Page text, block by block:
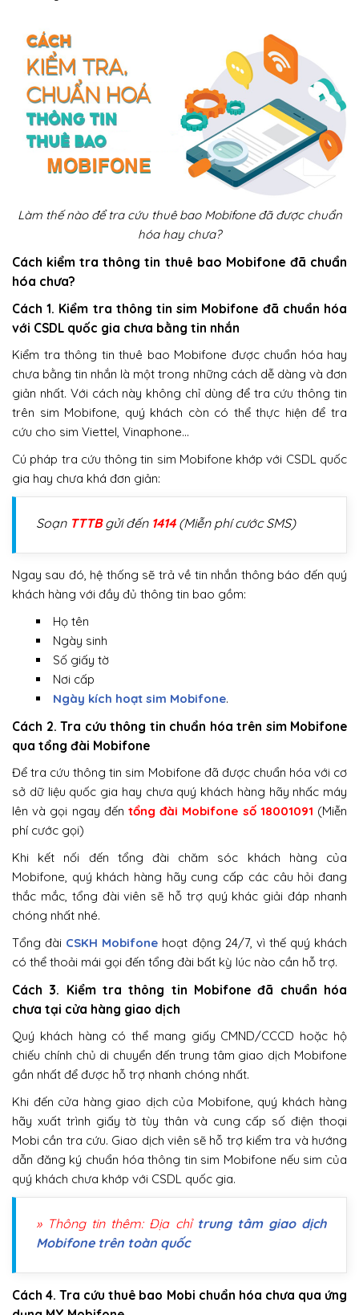
Làm thế nào để tra cứu thuê bao Mobifone đã được chuẩn
hóa hay chưa?
Cách kiểm tra thông tin thuê bao Mobifone đã chuẩn
hóa chưa?
Cách 1. Kiểm tra thông tin sim Mobifone đã chuẩn hóa
với CSDL quốc gia chưa bằng tin nhắn
Kiểm tra thông tin thuê bao Mobifone được chuẩn hóa hay
chưa bằng tin nhắn là một trong những cách dễ dàng và đơn
giản nhất. Với cách này không chỉ dùng để tra cứu thông tin
trên sim Mobifone, quý khách còn có thể thực hiện để tra
cứu cho sim Viettel, Vinaphone…
Cú pháp tra cứu thông tin sim Mobifone khớp với CSDL quốc
gia hay chưa khá đơn giản:
Soạn TTTBgửi đến 1414(Miễn phí cước SMS)
Ngay sau đó, hệ thống sẽ trả về tin nhắn thông báo đến quý
khách hàng với đầy đủ thông tin bao gồm:
Họ tên
Ngày sinh
Số giấy tờ
Nơi cấp
Ngày kích hoạt sim Mobifone.
Cách 2. Tra cứu thông tin chuẩn hóa trên sim Mobifone
qua tổng đài Mobifone
Để tra cứu thông tin sim Mobifone đã được chuẩn hóa với cơ
sở dữ liệu quốc gia hay chưa quý khách hàng hãy nhấc máy
lên và gọi ngay đến tổng đài Mobifone số 18001091 (Miễn
phí cước gọi)
Khi kết nối đến tổng đài chăm sóc khách hàng của
Mobifone, quý khách hàng hãy cung cấp các câu hỏi đang
thắc mắc, tổng đài viên sẽ hỗ trợ quý khác giải đáp nhanh
chóng nhất nhé.
Tổng đài CSKH Mobifone hoạt động 24/7, vì thế quý khách
có thể thoải mái gọi đến tổng đài bất kỳ lúc nào cần hỗ trợ.
Cách 3. Kiểm tra thông tin Mobifone đã chuẩn hóa
chưa tại cửa hàng giao dịch
Quý khách hàng có thể mang giấy CMND/CCCD hoặc hộ
chiếu chính chủ di chuyển đến trung tâm giao dịch Mobifone
gần nhất để được hỗ trợ nhanh chóng nhất.
Khi đến cửa hàng giao dịch của Mobifone, quý khách hàng
hãy xuất trình giấy tờ tùy thân và cung cấp số điện thoại
Mobi cần tra cứu. Giao dịch viên sẽ hỗ trợ kiểm tra và hướng
dẫn đăng ký chuẩn hóa thông tin sim Mobifone nếu sim của
quý khách chưa khớp với CSDL quốc gia.
» Thông tin thêm: Địa chỉ trung tâm giao dịch
Mobifone trên toàn quốc
Cách 4. Tra cứu thuê bao Mobi chuẩn hóa chưa qua ứng